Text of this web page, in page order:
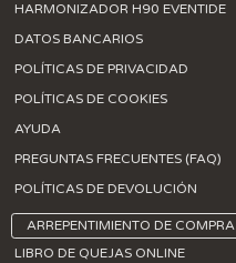
HARMONIZADOR H90 EVENTIDE
DATOS BANCARIOS
POLÍTICAS DE PRIVACIDAD
POLÍTICAS DE COOKIES
AYUDA
PREGUNTAS FRECUENTES (FAQ)
POLÍTICAS DE DEVOLUCIÓN
ARREPENTIMIENTO DE COMPRA
LIBRO DE QUEJAS ONLINE